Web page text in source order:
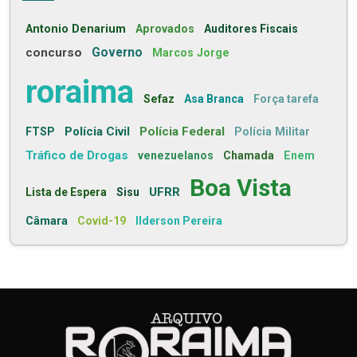
Antonio Denarium Aprovados Auditores Fiscais
concurso Governo Marcos Jorge
roraima Sefaz Asa Branca Força tarefa
FTSP Polícia Civil Polícia Federal Polícia Militar
Tráfico de Drogas venezuelanos Chamada Enem
Lista de Espera Sisu UFRR Boa Vista
Câmara Covid-19 Ilderson Pereira